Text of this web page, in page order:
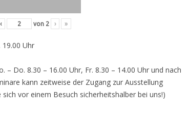
‹ von 2 › »
Uhr
– Do. 8.30 – 16.00 Uhr, Fr. 8.30 – 14.00 Uhr und nach
kann zeitweise der Zugang zur Ausstellung
vor einem Besuch sicherheitshalber bei uns!)